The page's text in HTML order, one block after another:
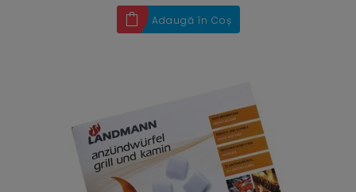
Adaugă în Coș